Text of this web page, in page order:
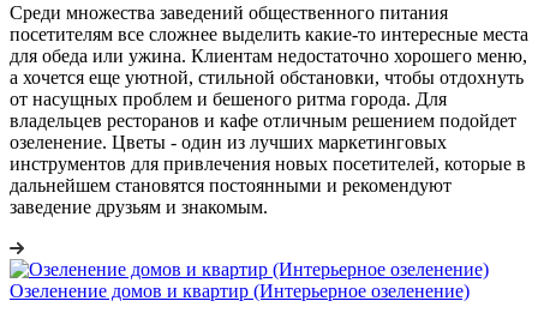
Среди множества заведений общественного питания
посетителям все сложнее выделить какие-то интересные места
для обеда или ужина. Клиентам недостаточно хорошего меню,
а хочется еще уютной, стильной обстановки, чтобы отдохнуть
от насущных проблем и бешеного ритма города. Для
владельцев ресторанов и кафе отличным решением подойдет
озеленение. Цветы - один из лучших маркетинговых
инструментов для привлечения новых посетителей, которые в
дальнейшем становятся постоянными и рекомендуют
заведение друзьям и знакомым.
Озеленение домов и квартир (Интерьерное озеленение)